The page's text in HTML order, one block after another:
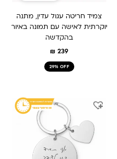
צמיד חריטה עגול עדין, מתנה
יוקרתית לאישה עם תמונה באיור
בהקדשה
₪ 239
29% OFF
המקורי
היה:
₪ 239.
הנוכחי
הוא:
₪ 159.